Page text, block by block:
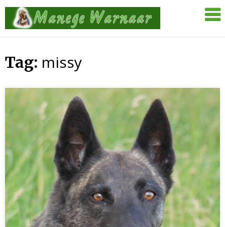
Skip
content
Manege
Tag: missy